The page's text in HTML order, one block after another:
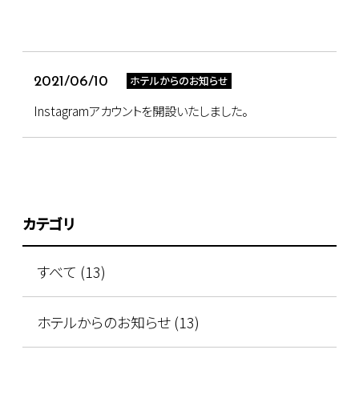
2021/06/10 ホテルからのお知らせ
Instagramアカウントを開設いたしました。
カテゴリ
すべて (13)
ホテルからのお知らせ (13)